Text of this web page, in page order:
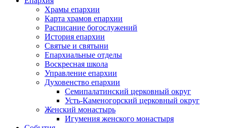
Храмы епархии
Карта храмов епархии
Расписание богослужений
История епархии
Святые и святыни
Епархиальные отделы
Воскресная школа
Управление епархии
Духовенство епархии
Семипалатинский церковный округ
Усть-Каменогорский церковный округ
Женский монастырь
Игумения женского монастыря